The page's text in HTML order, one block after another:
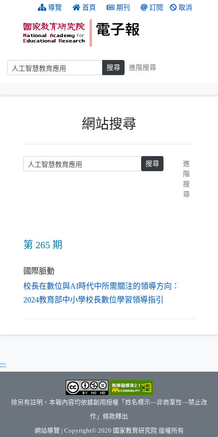
跳到主要內容 導覽 首頁 期刊 訂閱 取消
搜尋 搜尋 進階搜尋
網站搜尋
請輸入關鍵字 搜尋
進
階
搜
尋
第 265 期
國際脈動
校長在數位與AI時代中所需關注的領導方向：
2024教育部中小學校長數位學習領導指引
:::
除另有註明，本報內容均依據創用授權「姓名標示—非商業性—禁止改
作」條款釋出
網站導覽 | Copyright© 2020 國家教育研究院（另開新視窗）
版權所有